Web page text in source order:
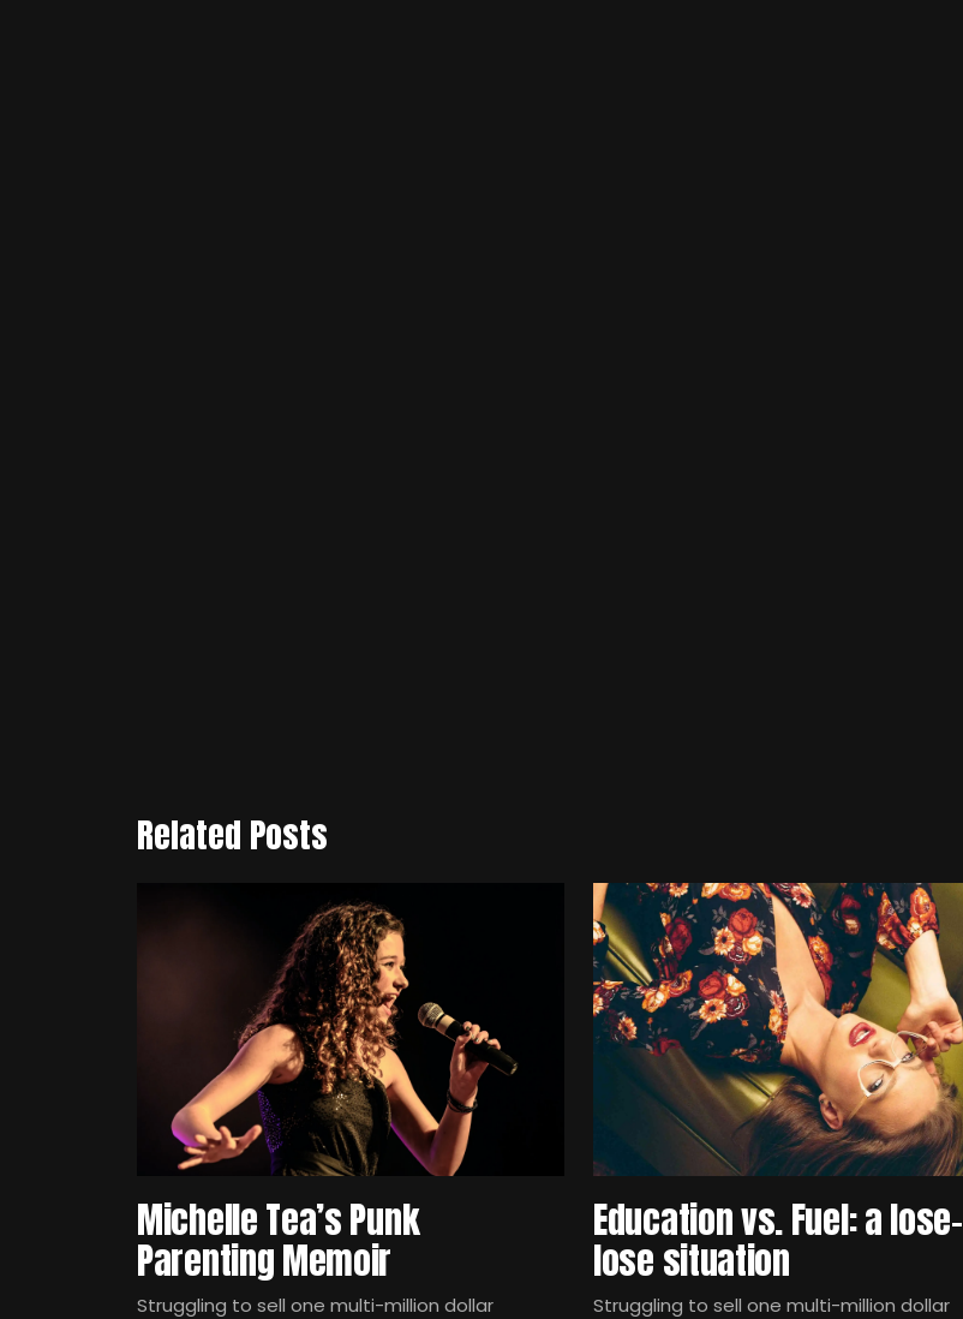
Related Posts
Michelle Tea’s Punk
Parenting Memoir
Struggling to sell one multi-million dollar
Education vs. Fuel: a lose-
lose situation
Struggling to sell one multi-million dollar